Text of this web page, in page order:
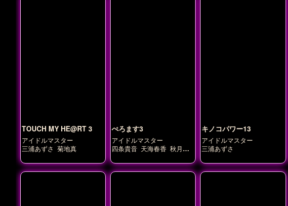
TOUCH MY HE@RT 3
アイドルマスター
三浦あずさ 菊地真
ぺろます3
アイドルマスター
四条貴音 天海春香 秋月律
子 響
キノコパワー13
アイドルマスター
三浦あずさ